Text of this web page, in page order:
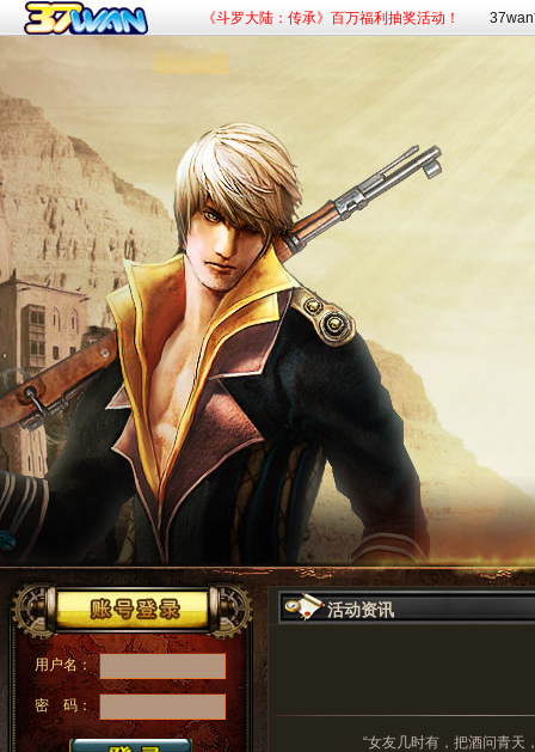
《斗罗大陆：传承》百万福利抽奖活动！
活动资讯
“女友几时有，把酒问青天，
用户名：
密 码：